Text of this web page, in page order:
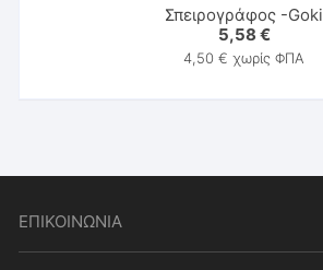
Σπειρογράφος -Goki
5,58 €
4,50€ χωρίς ΦΠΑ
ΕΠΙΚΟΙΝΩΝΙΑ